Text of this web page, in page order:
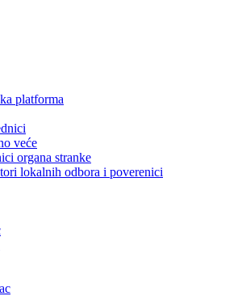
platforma
veće
organa stranke
lokalnih odbora i poverenici